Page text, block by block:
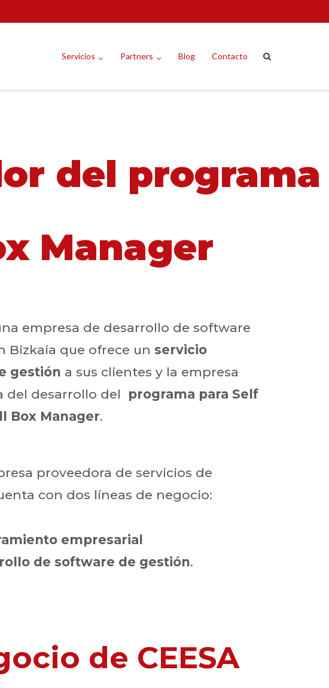
Servicios Partners Blog Contacto
del programa
Manager
empresa de desarrollo de software
Bizkaia que ofrece un servicio
gestión a sus clientes y la empresa
del desarrollo del programa para Self
Box Manager.
proveedora de servicios de
con dos líneas de negocio:
empresarial
de software de gestión.
de CEESA